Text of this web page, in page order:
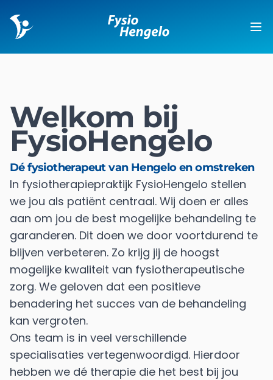
Fysio Hengelo
Welkom bij
FysioHengelo
Dé fysiotherapeut van Hengelo en omstreken
In fysiotherapiepraktijk FysioHengelo stellen
we jou als patiënt centraal. Wij doen er alles
aan om jou de best mogelijke behandeling te
garanderen. Dit doen we door voortdurend te
blijven verbeteren. Zo krijg jij de hoogst
mogelijke kwaliteit van fysiotherapeutische
zorg. We geloven dat een positieve
benadering het succes van de behandeling
kan vergroten.
Ons team is in veel verschillende
specialisaties vertegenwoordigd. Hierdoor
hebben we dé therapie die het best bij jou